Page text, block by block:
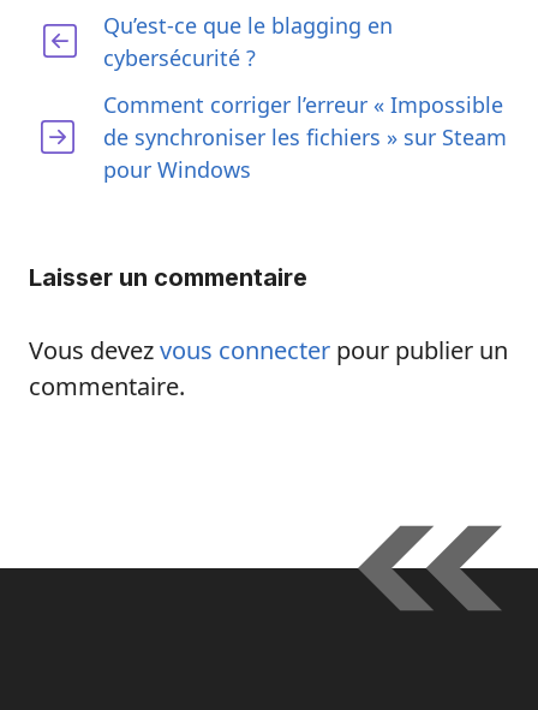
Qu’est-ce que le blagging en
cybersécurité ?
Comment corriger l’erreur « Impossible
de synchroniser les fichiers » sur Steam
pour Windows
Laisser un commentaire
Vous devezvous connecter pour publier un
commentaire.